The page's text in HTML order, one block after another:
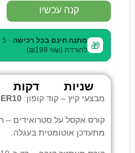
קנה עכשיו
🎁 מתנה חינם בכל רכישה
להורדה (שווי ₪199)
דקות שניות
מבצעי קיץ – קוד קופון:
קורס אקסל על סטרואידים
מתעדכן אוטומטית בעגלה.